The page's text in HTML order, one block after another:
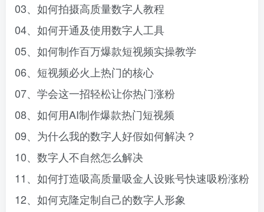
03、如何拍摄高质量数字人教程
04、如何开通及使用数字人工具
05、如何制作百万爆款短视频实操教学
06、短视频必火上热门的核心
07、学会这一招轻松让你热门涨粉
08、如何用AI制作爆款热门短视频
09、为什么我的数字人好假如何解决？
10、数字人不自然怎么解决
11、如何打造吸高质量吸金人设账号快速吸粉涨粉
12、如何克隆定制自己的数字人形象